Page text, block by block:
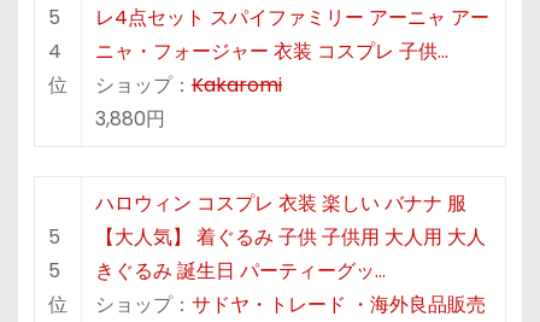
5
4
位
レ4点セット スパイファミリー アーニャ アー
ニャ・フォージャー 衣装 コスプレ 子供…
ショップ：Kakaromi
3,880円
5
5
位
ハロウィン コスプレ 衣装 楽しい バナナ 服
【大人気】 着ぐるみ 子供 子供用 大人用 大人
きぐるみ 誕生日 パーティーグッ…
ショップ： サドヤ・トレード ・海外良品販売